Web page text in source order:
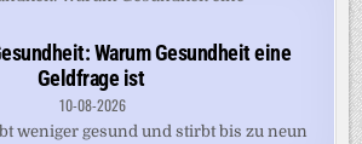
Warum Gesundheit eine
Geldfrage ist
10-08-2026
weniger gesund und stirbt bis zu neun